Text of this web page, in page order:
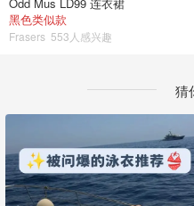
黑色类似款
Frasers 553人感兴趣
猜